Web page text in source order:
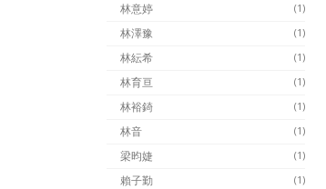
(1)
林意婷
(1)
林澤豫
(1)
林紜希
(1)
林育亘
(1)
林裕錡
(1)
林音
(1)
梁昀婕
(1)
賴子勤